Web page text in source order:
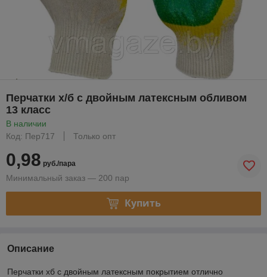
Перчатки х/б с двойным латексным обливом
13 класс
В наличии
Код: Пер717
Только опт
0,98 руб./пара
Минимальный заказ — 200 пар
Купить
Описание
Перчатки хб с двойным латексным покрытием отлично